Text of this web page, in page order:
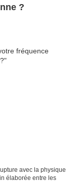
?
avec la physique
élaborée entre les